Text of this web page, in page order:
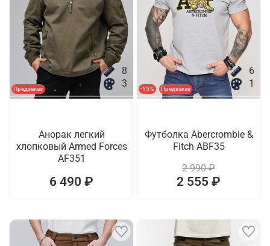
Предзаказ
8
3
Анорак легкий
хлопковый Armed Forces
AF351
6 490 ₽
-15% Предзаказ
6
1
Футболка Abercrombie &
Fitch ABF35
2 990 ₽
2 555 ₽